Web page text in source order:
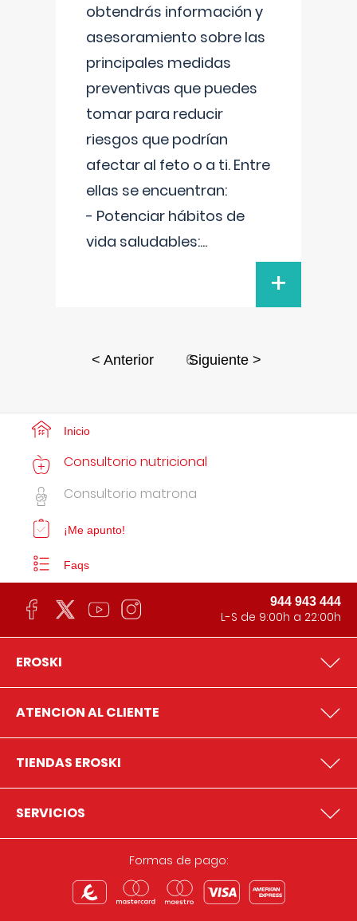
obtendrás información y
asesoramiento sobre las
principales medidas
preventivas que puedes
tomar para reducir
riesgos que podrían
afectar al feto o a ti. Entre
ellas se encuentran:
- Potenciar hábitos de
vida saludables:...
+
< Anterior 6Siguiente >
Inicio
Consultorio nutricional
Consultorio matrona
¡Me apunto!
Faqs
944 943 444
L-S de 9:00h a 22:00h
EROSKI
ATENCION AL CLIENTE
TIENDAS EROSKI
SERVICIOS
Formas de pago: